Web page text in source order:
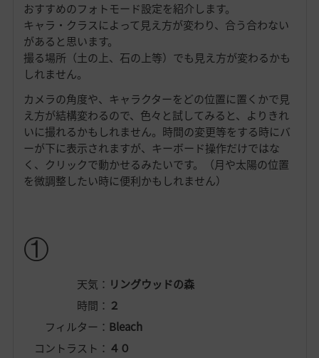
り
おすすめのフォトモード設定を紹介します。
キャラ・クラスによって見え方が変わり、合う合わない
があると思います。
撮る場所（土の上、石の上等）でも見え方が変わるかも
しれません。
カメラの角度や、キャラクターをどの位置に置くかで見
え方が結構変わるので、色々と試してみると、よりきれ
いに撮れるかもしれません。時間の変更等をする時にバ
ーが下に表示されますが、キーボード操作だけではな
く、クリックで動かせるみたいです。（月や太陽の位置
を微調整したい時に便利かもしれません）
①
天気： リングウッドの森
時間： ２
フィルター： Bleach
コントラスト： ４０